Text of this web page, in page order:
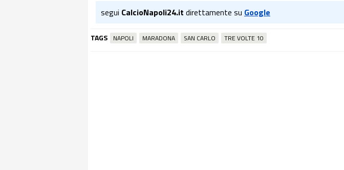
segui CalcioNapoli24.it direttamente su Google
TAGS NAPOLI MARADONA SAN CARLO TRE VOLTE 10